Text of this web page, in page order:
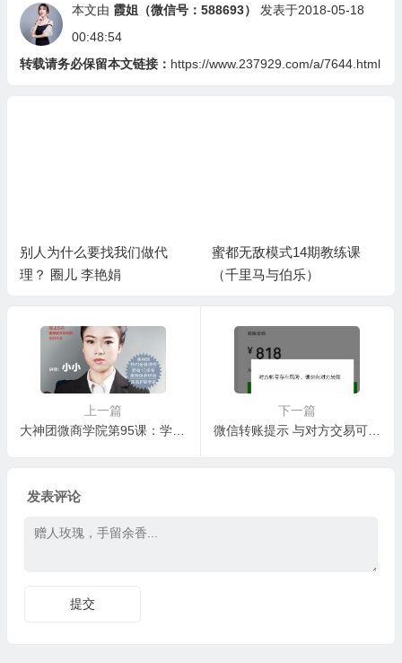
本文由 霞姐（微信号：588693）
发表于2018-05-18
00:48:54
转载请务必保留本文链接： https://www.237929.com/a/7644.html
们做代
蜜都无敌模式14期教练课
（千里马与伯乐）
蜜都代理手册：
门ABC
上一篇
大神团微商学院第95课：学会保养中性肌肤
下一篇
微信转账提示 与对方交易可能存在风险，请仔细核对收款人身份，对方账号存在风险请勿转账，的解决办法和解封方案
发表评论